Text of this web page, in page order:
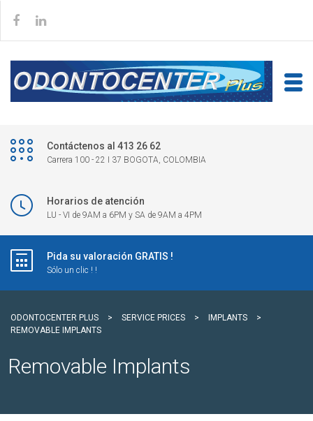
Contáctenos al 413 26 62
Carrera 100 - 22 I 37 BOGOTA, COLOMBIA
Horarios de atención
LU - VI de 9AM a 6PM y SA de 9AM a 4PM
Pida su valoración GRATIS !
Sólo un clic ! !
ODONTOCENTER PLUS > SERVICE PRICES > IMPLANTS
>
REMOVABLE IMPLANTS
Removable Implants